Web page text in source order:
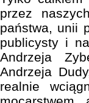
przez
państwa, unii
publicysty i
Andrzeja
Andrzeja
realnie